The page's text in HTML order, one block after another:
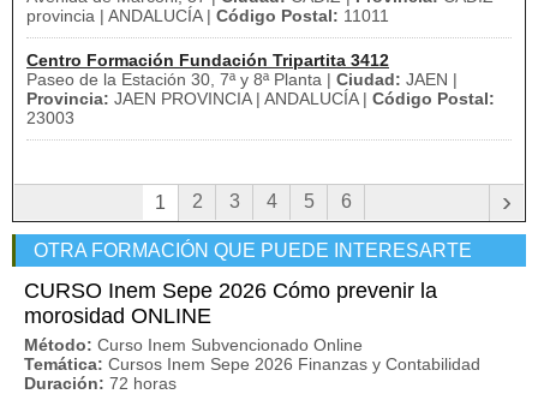
provincia | ANDALUCÍA | Código Postal: 11011
Centro Formación Fundación Tripartita 3412
Paseo de la Estación 30, 7ª y 8ª Planta | Ciudad: JAEN |
Provincia: JAEN PROVINCIA | ANDALUCÍA | Código Postal:
23003
1 2 3 4 5 6 ›
OTRA FORMACIÓN QUE PUEDE INTERESARTE
CURSO Inem Sepe 2026 Cómo prevenir la
morosidad ONLINE
Método: Curso Inem Subvencionado Online
Temática: Cursos Inem Sepe 2026 Finanzas y Contabilidad
Duración: 72 horas